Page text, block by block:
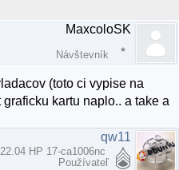
MaxcoloSK
Návštevník
(toto ci vypise na
kartu naplo.. a take a
qw11
HP 17-ca1006nc
Používateľ